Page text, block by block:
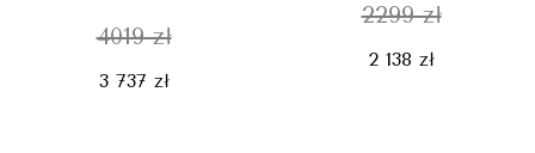
4019 zł
3 737 zł
2299 zł
2 138 zł